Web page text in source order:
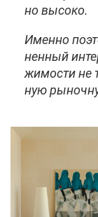
но вы­со­ко.
Имен­но
нен­ный
жи­мо­сти не
ную